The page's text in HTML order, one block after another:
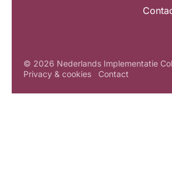
© 2026 Nederlands Implementatie
Privacy & cookies
Contact